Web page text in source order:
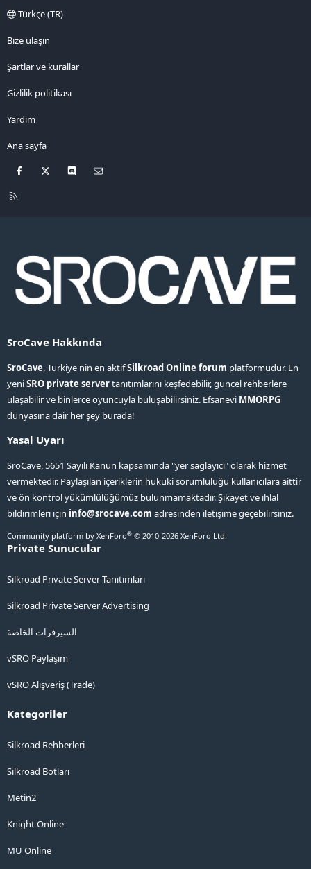
Türkçe (TR)
Bize ulaşın
Şartlar ve kurallar
Gizlilik politikası
Yardım
Ana sayfa
Facebook Discord
R
SroCave Hakkında
SroCave, Türkiye'nin en aktifSilkroad Online forum platformudur. En
yeniSRO private servertanıtımlarını keşfedebilir, güncel rehberlere
ulaşabilir ve binlerce oyuncuyla buluşabilirsiniz. Efsanevi MMORPG
dünyasına dair her şey burada!
Yasal Uyarı
SroCave, 5651 Sayılı Kanun kapsamında "yer sağlayıcı" olarak hizmet
vermektedir. Paylaşılan içeriklerin hukuki sorumluluğu kullanıcılara aittir
ve ön kontrol yükümlülüğümüz bulunmamaktadır. Şikayet ve ihlal
bildirimleri için info@srocave.com adresinden iletişime geçebilirsiniz.
Community platform by XenForo® © 2010-2026 XenForo Ltd.
Private Sunucular
Silkroad Private Server Tanıtımları
Silkroad Private Server Advertising
السيرفرات الخاصة
vSRO Paylaşım
vSRO Alışveriş (Trade)
Kategoriler
Silkroad Rehberleri
Silkroad Botları
Metin2
Knight Online
MU Online